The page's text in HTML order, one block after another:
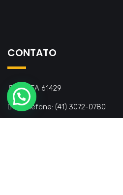
CONTATO
CREA 61429
Telefone: (41) 3072-0780